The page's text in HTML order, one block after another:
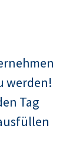
werden!
Tag